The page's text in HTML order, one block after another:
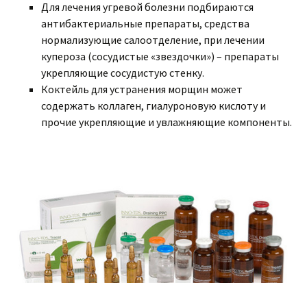
Для лечения угревой болезни подбираются
антибактериальные препараты, средства
нормализующие салоотделение, при лечении
купероза (сосудистые «звездочки») – препараты
укрепляющие сосудистую стенку.
Коктейль для устранения морщин может
содержать коллаген, гиалуроновую кислоту и
прочие укрепляющие и увлажняющие компоненты.